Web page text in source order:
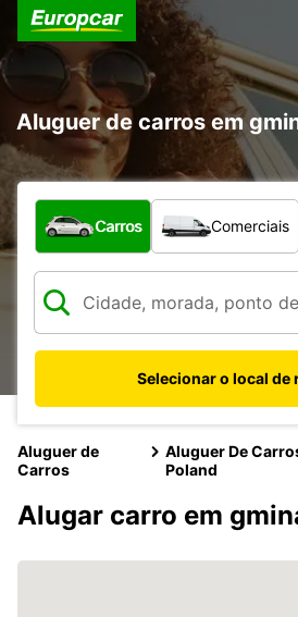
Aluguer de carros em
Que tipo de veículo pretende?
Carros Comerciais
Selecionar o local de
Aluguer de
Carros
Aluguer De
Poland
Alugar carro em